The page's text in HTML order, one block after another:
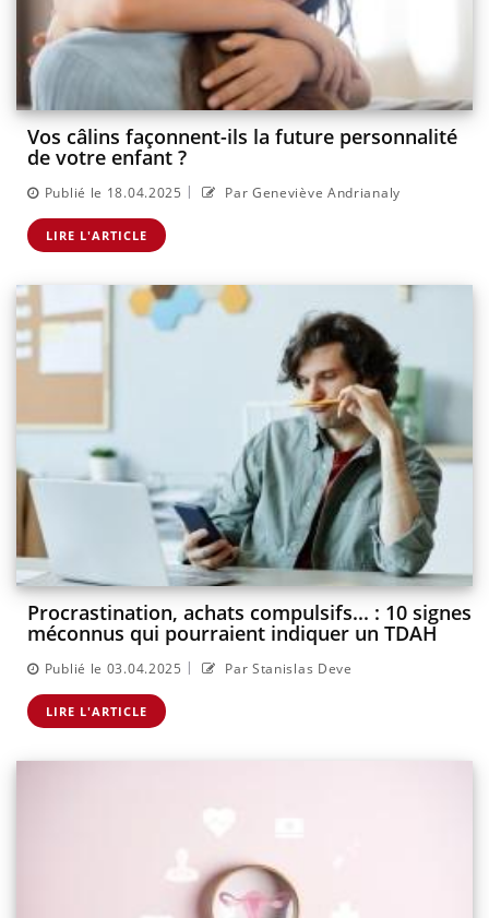
Vos câlins façonnent-ils la future personnalité
de votre enfant ?
Publié le 18.04.2025 | Par Geneviève Andrianaly
LIRE L'ARTICLE
Procrastination, achats compulsifs... : 10 signes
méconnus qui pourraient indiquer un TDAH
Publié le 03.04.2025 | Par Stanislas Deve
LIRE L'ARTICLE